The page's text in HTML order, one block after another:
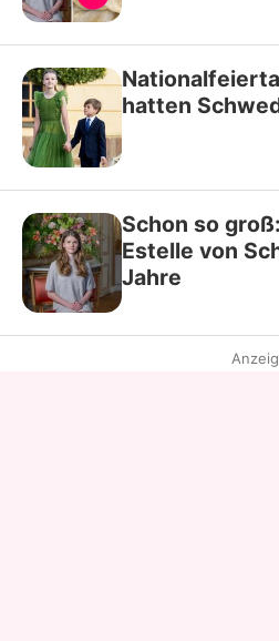
hatten
Schon so
Estelle von
Jahre